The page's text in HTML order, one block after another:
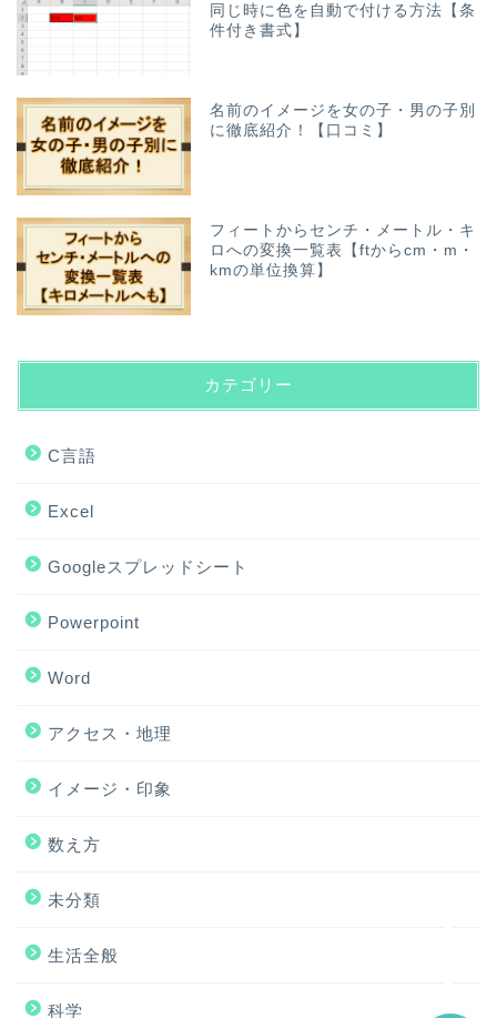
同じ時に色を自動で付ける方法【条
件付き書式】
名前のイメージを女の子・男の子別
に徹底紹介！【口コミ】
フィートからセンチ・メートル・キ
ロへの変換一覧表【ftからcm・m・
kmの単位換算】
カテゴリー
C言語
Excel
Googleスプレッドシート
Powerpoint
Word
アクセス・地理
イメージ・印象
数え方
未分類
生活全般
科学